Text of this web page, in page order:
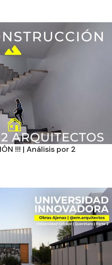
!!! | Análisis por 2
filtros